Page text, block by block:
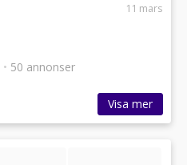
11 mars
• 50 annonser
Visa mer